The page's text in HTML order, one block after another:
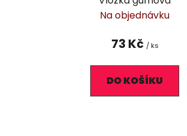
Na objednávku
73 Kč / ks
DO KOŠÍKU